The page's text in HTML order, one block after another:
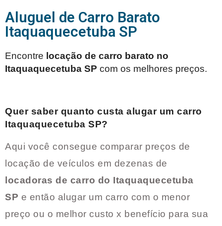
Aluguel de Carro Barato
Itaquaquecetuba SP
Encontre locação de carro barato no
Itaquaquecetuba SP com os melhores preços.
Quer saber quanto custa alugar um carro
Itaquaquecetuba SP?
Aqui você consegue comparar preços de
locação de veículos em dezenas de
locadoras de carro do Itaquaquecetuba
SP e então alugar um carro com o menor
preço ou o melhor custo x benefício para sua